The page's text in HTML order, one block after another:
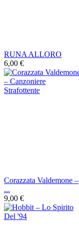
RUNA ALLORO
6,00 €
Corazzata Valdemone ‎–
...
9,00 €